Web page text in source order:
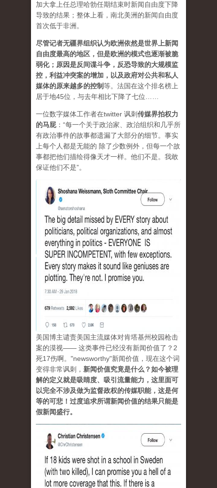
加大拿上任总理哈勃任期结束时新闻自由度下降
导致的结果；整体上看，南北美洲的新闻自由度
首次低于非洲。
尽管记者无疆界组织认为欧洲依然是世界上新闻
自由度最高的地区，但是欧洲的模式也逐渐被脆
弱化；原因是反间谍斗争，反恐导致的大规模监
控，利益冲突案的增加，以及政府对公共和私人
媒体的原来越多的控制等。法国在这个排名榜上
居于地45位，与去年相比下降了七位……
一位数字媒体工作者在twitter 讽刺传媒界拍权力
的马屁：“每一个关于政治家、政治组织和几乎所
有政治事件的故事都遗漏了大部分的细节。事实
上每个人都是无能的 除了少数例外，但每一个故
事都把他们描绘得像天才一样。他们不是。我敢
保证他们不是”。
美国博主谴责美国主流媒体对肯塔基州校园枪击
案的漠视—— 这类事件已经没有新闻价值了？2
死17伤啊。"newsworthy"新闻价值，现在这个词
变得非常讽刺， 新闻价值究竟是什么？如今被理
解的定义就是吸睛度、吸引流量能力，这里面可
以完全不涉及做为监督政权的传媒职能，这是何
等的可悲！过度追求所谓新闻价值的结果只能是
假新闻盛行。